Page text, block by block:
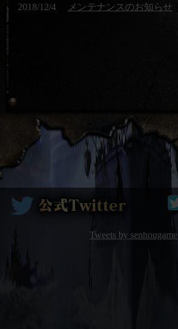
2018/12/4
メンテナンスのお知らせ
Tweets by senhougame